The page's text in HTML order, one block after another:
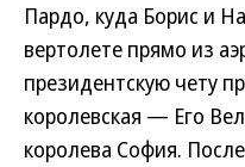
Пардо, куда Борис и
вертолете прямо из
президентскую чету
королевская — Его
королева София.